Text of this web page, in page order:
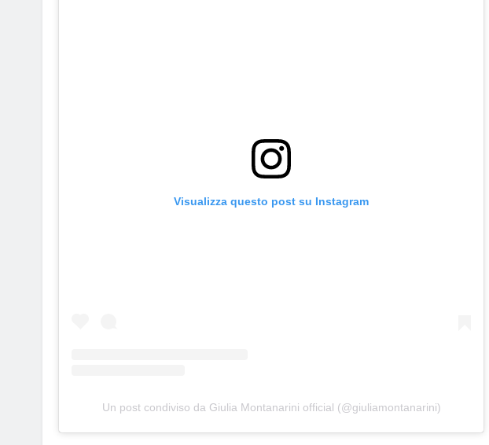
Visualizza questo post su Instagram
Un post condiviso da Giulia Montanarini official (@giuliamontanarini)